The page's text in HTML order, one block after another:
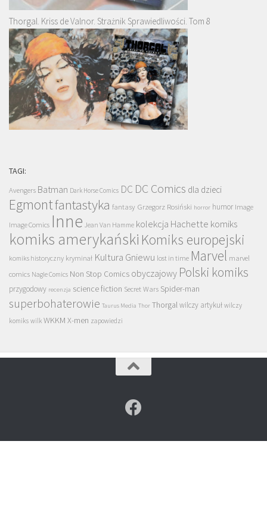
Thorgal. Kriss de Valnor. Strażnik Sprawiedliwości. Tom 8
TAGI:
Avengers Batman Dark Horse Comics DC DC Comics dla dzieci
Egmontfantastyka fantasy Grzegorz Rosiński horror humor Image
Image Comics Inne Jean Van Hamme kolekcja Hachette komiks
komiks amerykański Komiks europejski
komiks historyczny kryminał Kultura Gniewu lost in time Marvel marvel
comics Nagle Comics Non Stop Comics obyczajowy Polski komiks
przygodowy recenzja science fiction Secret Wars Spider-man
superbohaterowie Taurus Media Thor Thorgalwilczy artykuł wilczy
komiks wilk WKKM X-men zapowiedzi